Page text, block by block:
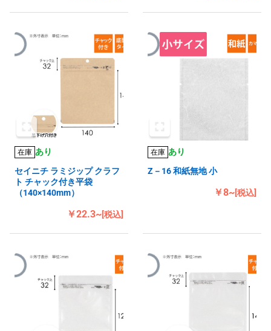
在庫 あり
セイニチ ラミジップ クラフ
ト チャック付き平袋
（140×140mm）
￥22.3~[税込]
在庫 あり
Z－16 和紙無地 小
￥8~[税込]